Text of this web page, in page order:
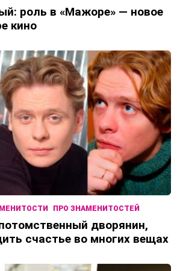
роль в «Мажоре» — новое
кино
ПРО ЗНАМЕНИТОСТЕЙ
дворянин,
счастье во многих вещах